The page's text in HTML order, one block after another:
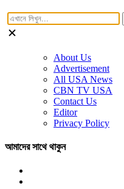
About Us
Advertisement
All USA News
CBN TV USA
Contact Us
Editor
Privacy Policy
আমাদের সাথে থাকুন